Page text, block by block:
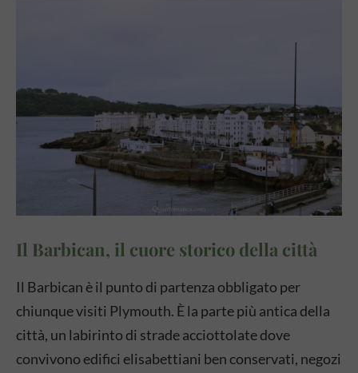
Il Barbican, il cuore storico della città
Il Barbican è il punto di partenza obbligato per
chiunque visiti Plymouth. È la parte più antica della
città, un labirinto di strade acciottolate dove
convivono edifici elisabettiani ben conservati, negozi